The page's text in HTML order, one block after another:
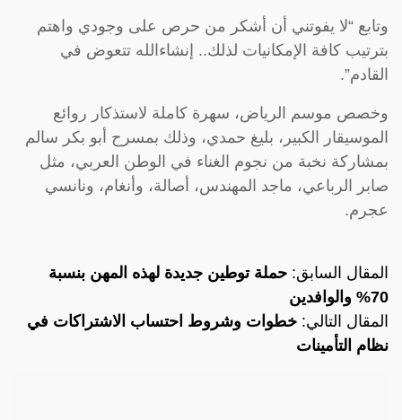
وتابع “لا يفوتني أن أشكر من حرص على وجودي واهتم
بترتيب كافة الإمكانيات لذلك.. إنشاءالله تتعوض في
القادم”.
وخصص موسم الرياض، سهرة كاملة لاستذكار روائع
الموسيقار الكبير، بليغ حمدي، وذلك بمسرح أبو بكر سالم
بمشاركة نخبة من نجوم الغناء في الوطن العربي، مثل
صابر الرباعي، ماجد المهندس، أصالة، وأنغام، ونانسي
عجرم.
المقال السابق: حملة توطين جديدة لهذه المهن بنسبة
70% والوافدين
المقال التالي: خطوات وشروط احتساب الاشتراكات في
نظام التأمينات